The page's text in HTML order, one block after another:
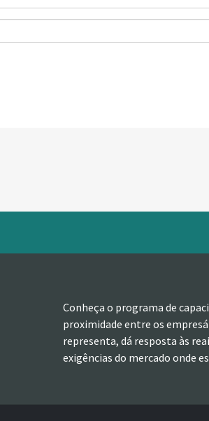
Conheça o programa de
proximidade entre os
representa, dá resposta às
exigências do mercado onde